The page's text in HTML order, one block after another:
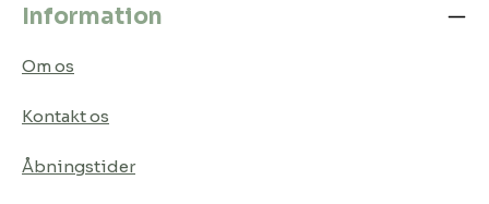
Information
Om os
Kontakt os
Åbningstider